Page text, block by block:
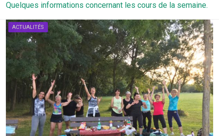
Quelques informations concernant les cours de la semaine.
ACTUALITÉS